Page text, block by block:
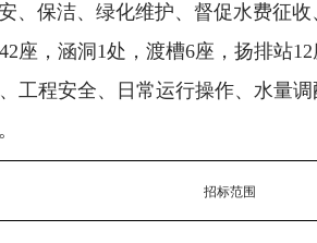
、保洁、绿化维护、督促水费征
42座，涵洞 1处，渡槽6座，扬排站12
工程安全、日常运行操作、水量
招标范围